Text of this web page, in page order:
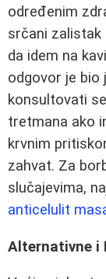
određenim
srčani zalistak
da idem na
odgovor je bio
konsultovati
tretmana ako
krvnim
zahvat. Za
slučajevima,
anticelulit
Alternativne i